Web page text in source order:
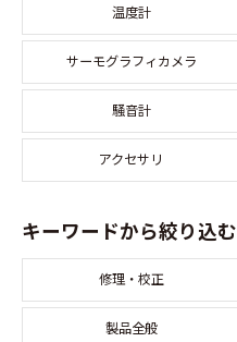
温度計
サーモグラフィカメラ
騒音計
アクセサリ
キーワードから絞り込む
修理・校正
製品全般